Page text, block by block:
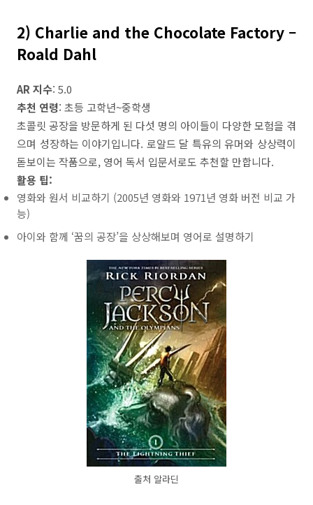
2) Charlie and the Chocolate Factory –
Roald Dahl
AR 지수: 5.0
추천 연령: 초등 고학년~중학생
초콜릿 공장을 방문하게 된 다섯 명의 아이들이 다양한 모험을 겪
으며 성장하는 이야기입니다. 로알드 달 특유의 유머와 상상력이
돋보이는 작품으로, 영어 독서 입문서로도 추천할 만합니다.
활용 팁:
영화와 원서 비교하기 (2005년 영화와 1971년 영화 버전 비교 가
능)
아이와 함께 ‘꿈의 공장’을 상상해보며 영어로 설명하기
출처 알라딘